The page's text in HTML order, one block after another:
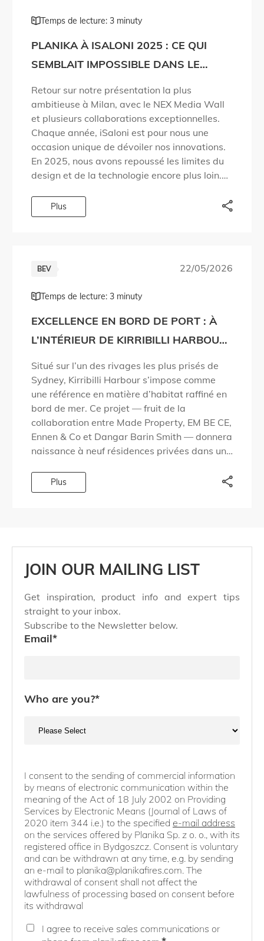
Temps de lecture: 3 minuty
PLANIKA À ISALONI 2025 : CE QUI
SEMBLAIT IMPOSSIBLE DANS LE
DESIGN DU FEU DEVIENT RÉALITÉ !
Retour sur notre présentation la plus
ambitieuse à Milan, avec le NEX Media Wall
et plusieurs collaborations exceptionnelles.
Chaque année, iSaloni est pour nous une
occasion unique de dévoiler nos innovations.
En 2025, nous avons repoussé les limites du
design et de la technologie encore plus loin.
questions […]
Plus
BEV 22/05/2026
Temps de lecture: 3 minuty
EXCELLENCE EN BORD DE PORT : À
L’INTÉRIEUR DE KIRRIBILLI HARBOUR
PAR MADE PROPERTY
Situé sur l’un des rivages les plus prisés de
Sydney, Kirribilli Harbour s’impose comme
une référence en matière d’habitat raffiné en
bord de mer. Ce projet — fruit de la
collaboration entre Made Property, EM BE CE,
Ennen & Co et Dangar Barin Smith — donnera
naissance à neuf résidences privées dans un
Plus
JOIN OUR MAILING LIST
Get inspiration, product info and expert tips
straight to your inbox.
Subscribe to the Newsletter below.
Email*
Who are you?*
I consent to the sending of commercial information
by means of electronic communication within the
meaning of the Act of 18 July 2002 on Providing
Services by Electronic Means (Journal of Laws of
2020 item 344 i.e.) to the specified e-mail address
on the services offered by Planika Sp. z o. o., with its
registered office in Bydgoszcz. Consent is voluntary
and can be withdrawn at any time, e.g. by sending
an e-mail to planika@planikafires.com. The
withdrawal of consent shall not affect the
lawfulness of processing based on consent before
its withdrawal
I agree to receive sales communications or